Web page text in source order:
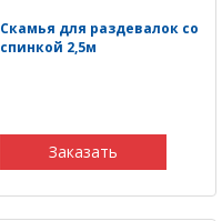
Скамья для раздевалок со
спинкой 2,5м
Заказать